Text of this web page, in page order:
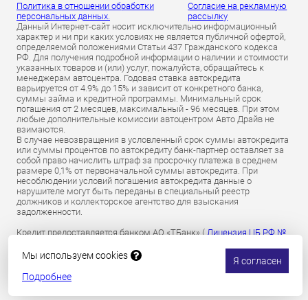
Политика в отношении обработки
персональных данных.
Согласие на рекламную
рассылку
Данный Интернет-сайт носит исключительно информационный
характер и ни при каких условиях не является публичной офертой,
определяемой положениями Статьи 437 Гражданского кодекса
РФ. Для получения подробной информации о наличии и стоимости
указанных товаров и (или) услуг, пожалуйста, обращайтесь к
менеджерам автоцентра. Годовая ставка автокредита
варьируется от 4.9% до 15% и зависит от конкретного банка,
суммы займа и кредитной программы. Минимальный срок
погашения от 2 месяцев, максимальный - 96 месяцев. При этом
любые дополнительные комиссии автоцентром Авто Драйв не
взимаются.
В случае невозвращения в условленный срок суммы автокредита
или суммы процентов по автокредиту банк-партнер оставляет за
собой право начислить штраф за просрочку платежа в среднем
размере 0,1% от первоначальной суммы автокредита. При
несоблюдении условий погашения автокредита данные о
нарушителе могут быть переданы в специальный реестр
должников и коллекторское агентство для взыскания
задолженности.
Кредит предоставляется банком АО «ТБанк» (Лицензия ЦБ РФ №
Обязательное страхование гражданской ответственности
владельцев транспортных средств осуществляется АО «Т-
Страхование»
по лицензии ОС № 0191-03 от 01.07.2024 г.
Мы используем cookies
Подробнее
Я согласен